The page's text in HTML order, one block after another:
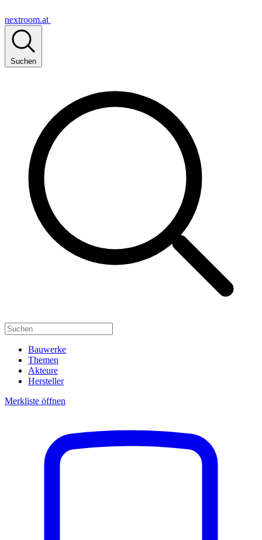
nextroom.at
Suchen
Bauwerke
Themen
Akteure
Hersteller
Merkliste öffnen